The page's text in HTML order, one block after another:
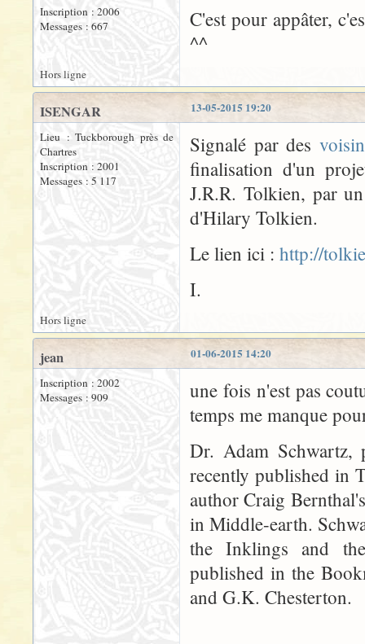
Inscription : 2006
Messages : 667
C'est pour appâter,
^^
Hors ligne
13-05-2015 19:20
ISENGAR
Lieu : Tuckborough près de
Chartres
Inscription : 2001
Messages : 5 117
Signalé par des
finalisation d'un
J.R.R. Tolkien, par
d'Hilary Tolkien.
Le lien ici : http://
I.
Hors ligne
01-06-2015 14:20
jean
Inscription : 2002
Messages : 909
une fois n'est pas
temps me manque
Dr. Adam Schwartz,
recently published in
author Craig
in Middle-earth.
the Inklings and
published in the
and G.K. Chesterton.